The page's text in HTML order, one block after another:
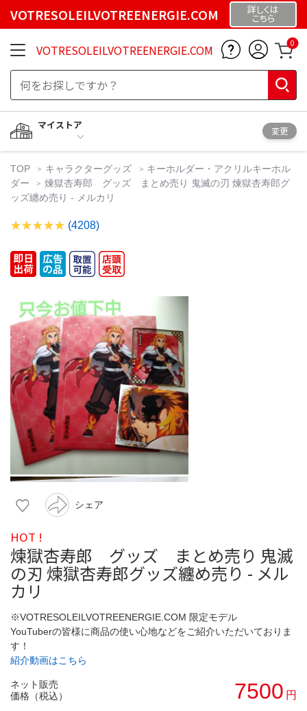
VOTRESOLEILVOTREENERGIE.COM 詳しくは
こちら
VOTRESOLEILVOTREENERGIE.COM 0
マイストア
変更
TOP キャラクターグッズ
キーホルダー・アクリルキーホル
ダー
煉獄杏寿郎 グッズ まとめ売り 鬼滅の刃 煉獄杏寿郎グ
ッズ纏め売り - メルカリ
(4208)
シェア
HOT !
煉獄杏寿郎 グッズ まとめ売り 鬼滅
の刃 煉獄杏寿郎グッズ纏め売り - メル
カリ
※VOTRESOLEILVOTREENERGIE.COM 限定モデル
YouTuberの皆様に商品の使い心地などをご紹介いただいておりま
す！
紹介動画はこちら
ネット販売
価格（税込）
7500 円